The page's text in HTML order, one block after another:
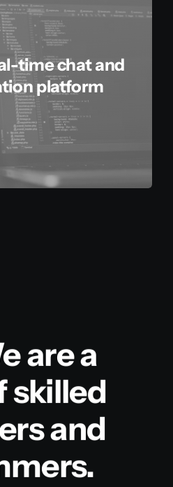
time chat and
platform
are a
skilled
and